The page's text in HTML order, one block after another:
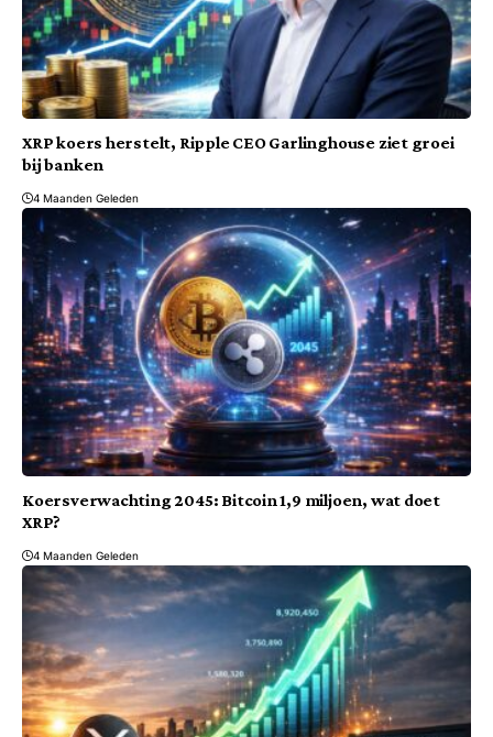
XRP koers herstelt, Ripple CEO Garlinghouse ziet groei
bij banken
4 Maanden Geleden
Koersverwachting 2045: Bitcoin 1,9 miljoen, wat doet
XRP?
4 Maanden Geleden